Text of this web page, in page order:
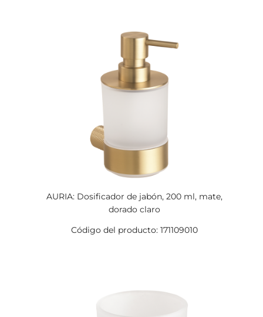
AURIA: Dosificador de jabón, 200 ml, mate,
dorado claro
Código del producto: 171109010